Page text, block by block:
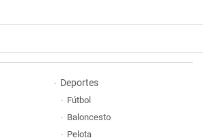
Deportes
Fútbol
Baloncesto
Pelota